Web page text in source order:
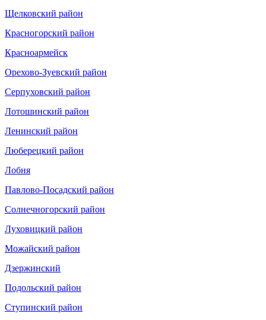
Щелковский район
Красногорский район
Красноармейск
Орехово-Зуевский район
Серпуховский район
Лотошинский район
Ленинский район
Люберецкий район
Лобня
Павлово-Посадский район
Солнечногорский район
Луховицкий район
Можайский район
Дзержинский
Подольский район
Ступинский район